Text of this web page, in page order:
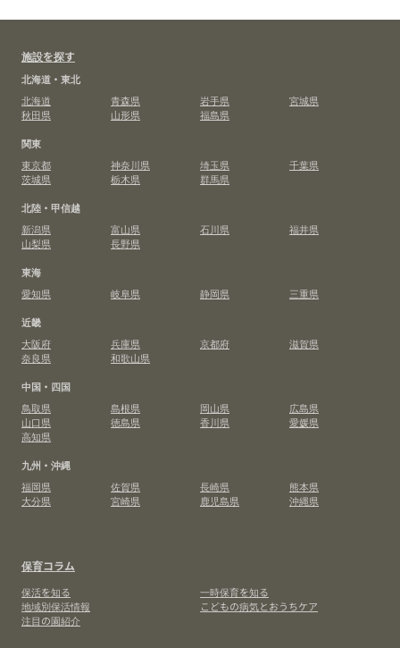
施設を探す
北海道・東北
北海道
青森県 岩手県
宮城県
秋田県
山形県
福島県
関東
東京都
神奈川県 埼玉県
千葉県
茨城県
栃木県
群馬県
北陸・甲信越
新潟県
富山県 石川県
福井県
山梨県
長野県
東海
愛知県
岐阜県 静岡県
三重県
近畿
大阪府
兵庫県 京都府
滋賀県
奈良県
和歌山県
中国・四国
鳥取県
島根県 岡山県
広島県
山口県
徳島県 香川県
愛媛県
高知県
九州・沖縄
福岡県
佐賀県 長崎県
熊本県
大分県
宮崎県 鹿児島県 沖縄県
保育コラム
保活を知る
一時保育を知る
地域別保活情報
こどもの病気とおうちケア
注目の園紹介